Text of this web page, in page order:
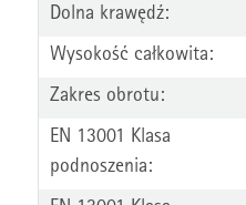
Dolna krawędź:
Wysokość całkowita:
Zakres obrotu:
EN 13001 Klasa
podnoszenia: